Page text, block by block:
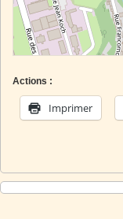
Actions :
Imprimer